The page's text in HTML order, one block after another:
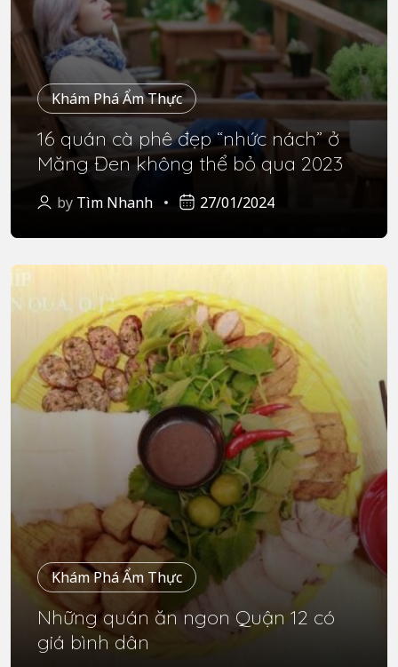
Khám Phá Ẩm Thực
16 quán cà phê đẹp “nhức nách” ở
Măng Đen không thể bỏ qua 2023
by Tìm Nhanh 27/01/2024
Khám Phá Ẩm Thực
Những quán ăn ngon Quận 12 có
giá bình dân